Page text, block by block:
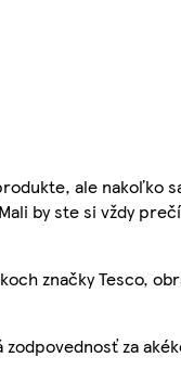
ale nakoľko
by ste si vždy
značky Tesco,
za